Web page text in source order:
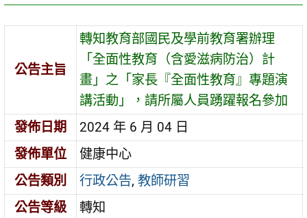
公告主旨
轉知教育部國民及學前教育署辦理
「全面性教育（含愛滋病防治）計
畫」之「家長『全面性教育』專題演
講活動」，請所屬人員踴躍報名參加
發佈日期
2024 年 6 月 04 日
發佈單位
健康中心
公告類別
行政公告,教師研習
公告等級
轉知